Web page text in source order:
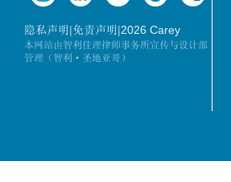
隐私声明|免责声明|2026 Carey
本网站由智利佳理律师事务所宣传与设计部
管理（智利·圣地亚哥）